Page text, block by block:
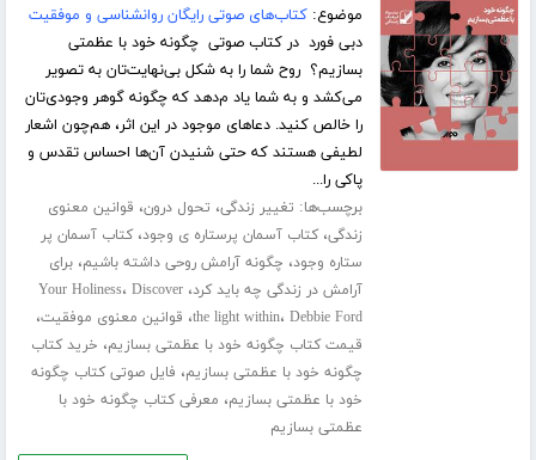
موضوع:کتاب‌های صوتی رایگان روانشناسی و موفقیت
دبی فورد در کتاب صوتی چگونه خود با عظمتی
بسازیم؟ روح شما را به شکل بی‌نهایت‌تان به تصویر
می‌کشد و به شما یاد م‌دهد که چگونه گوهر وجودی‌تان
را خالص کنید. دعا‌های موجود در این اثر، هم‌چون اشعار
لطیفی هستند که حتی شنیدن آن‌ها احساس تقدس و
پاکی را...
برچسب‌ها: تغییر زندگی، تحول درون، قوانین معنوی
زندگی،کتاب آسمان پرستاره ی وجود،کتاب آسمان پر
ستاره وجود، چگونه آرامش روحی داشته باشیم،برای
آرامش در زندگی چه باید کرد، Your Holiness، Discover
the light within، Debbie Ford ، قوانین معنوی موفقیت،
قیمت کتاب چگونه خود با عظمتی بسازیم، خرید کتاب
چگونه خود با عظمتی بسازیم، فایل صوتی کتاب چگونه
خود با عظمتی بسازیم، معرفی کتاب چگونه خود با
عظمتی بسازیم